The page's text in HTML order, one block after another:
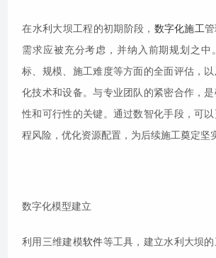
在水利大坝工程的初期阶段， 数字化施工
需求应被充分考虑，并纳入前期规划之中
标、规模、施工难度等方面的全面评估，
化技术和设备。与专业团队的紧密合作，
性和可行性的关键。通过数智化手段，可
程风险，优化资源配置，为后续施工奠定坚
数字化模型建立
利用三维建模软件等工具，建立水利大坝的